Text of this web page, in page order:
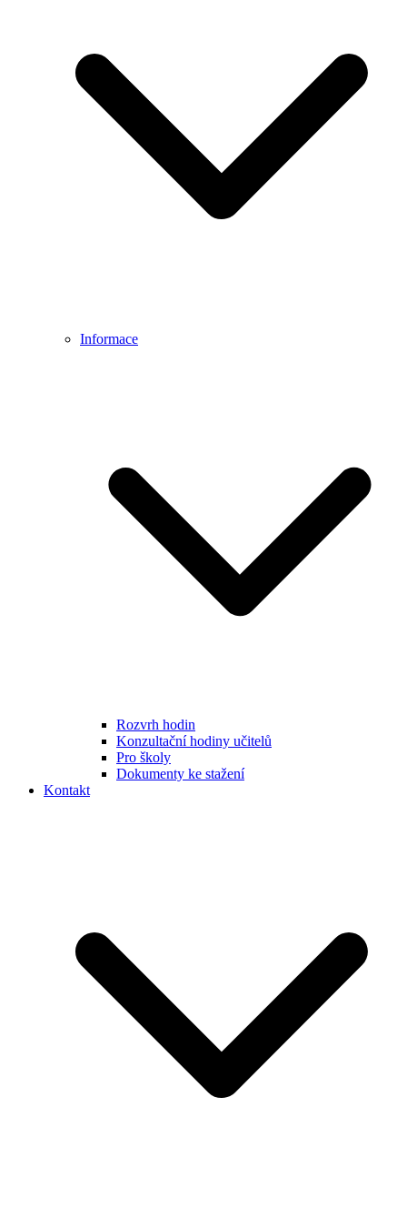
Informace
Rozvrh hodin
Konzultační hodiny učitelů
Pro školy
Dokumenty ke stažení
Kontakt